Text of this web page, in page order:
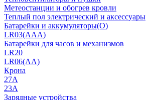
Метеостанции и обогрев кровли
Теплый пол электрический и аксессуары
Батарейки и аккумуляторы(О)
LR03(AAA)
Батарейки для часов и механизмов
LR20
LR06(AA)
Крона
27A
23A
Зарядные устройства